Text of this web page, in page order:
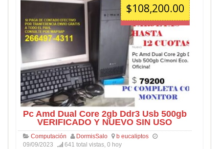
$108,200.00
Pc Amd Dual Core 2gb Ddr3 Usb 500gb
VERIFICADO Y NUEVO SIN USO
Computación DormisSalo
b eucaliptos
09/09/2023
641 total vistas, 0 hoy